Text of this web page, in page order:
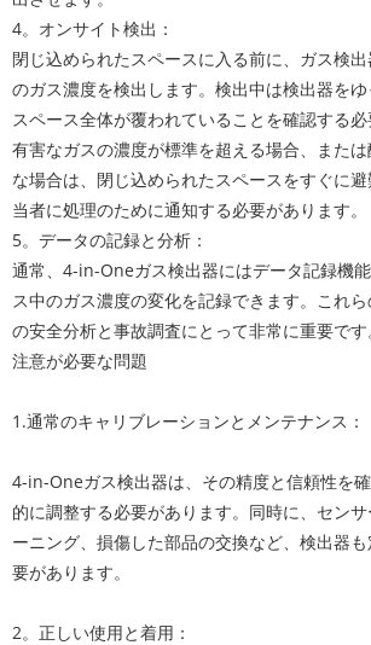
4。オンサイト検出：
閉じ込められたスペースに入る前に、ガス検
のガス濃度を検出します。検出中は検出器をゆ
スペース全体が覆われていることを確認する必
有害なガスの濃度が標準を超える場合、また
な場合は、閉じ込められたスペースをすぐに
当者に処理のために通知する必要があります。
5。データの記録と分析：
通常、4-in-Oneガス検出器にはデータ記録機
ス中のガス濃度の変化を記録できます。これ
の安全分析と事故調査にとって非常に重要です
注意が必要な問題
1.通常のキャリブレーションとメンテナンス：
4-in-Oneガス検出器は、その精度と信頼性を
的に調整する必要があります。同時に、セン
ーニング、損傷した部品の交換など、検出器
要があります。
2。正しい使用と着用：